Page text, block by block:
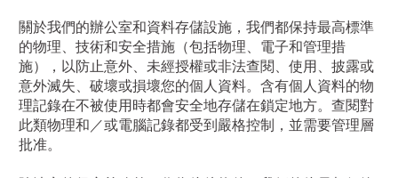
關於我們的辦公室和資料存儲設施，我們都保持最高標準
的物理、技術和安全措施（包括物理、電子和管理措
施），以防止意外、未經授權或非法查閱、使用、披露或
意外滅失、破壞或損壞您的個人資料。含有個人資料的物
理記錄在不被使用時都會安全地存儲在鎖定地方。查閱對
此類物理和／或電腦記錄都受到嚴格控制，並需要管理層
批准。